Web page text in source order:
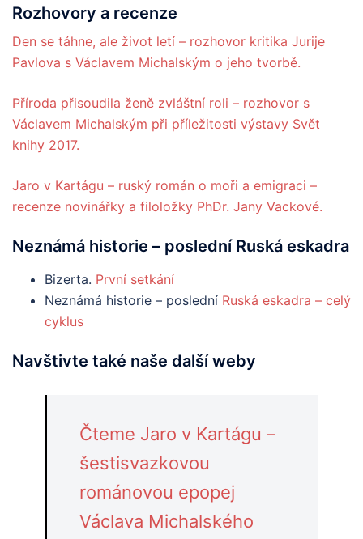
Rozhovory a recenze
Den se táhne, ale život letí – rozhovor kritika Jurije
Pavlova s Václavem Michalským o jeho tvorbě.
Příroda přisoudila ženě zvláštní roli – rozhovor s
Václavem Michalským při příležitosti výstavy Svět
knihy 2017.
Jaro v Kartágu – ruský román o moři a emigraci –
recenze novinářky a filoložky PhDr. Jany Vackové.
Neznámá historie – poslední Ruská eskadra
Bizerta. První setkání
Neznámá historie – poslední Ruská eskadra – celý
cyklus
Navštivte také naše další weby
Čteme Jaro v Kartágu –
šestisvazkovou
románovou epopej
Václava Michalského